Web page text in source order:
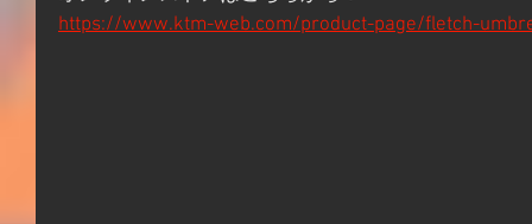
https://www.ktm-web.com/product-page/fletch-